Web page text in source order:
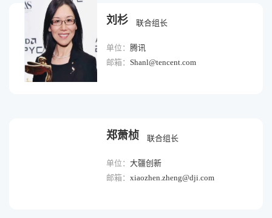
刘杉 联合组长
单位： 腾讯
邮箱： Shanl@tencent.com
郑萧桢 联合组长
单位： 大疆创新
邮箱： xiaozhen.zheng@dji.com